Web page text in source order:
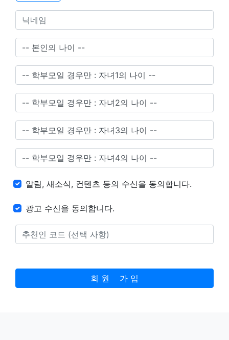
알림, 새소식, 컨텐츠 등의 수신을 동의합니다.
광고 수신을 동의합니다.
회 원 가 입